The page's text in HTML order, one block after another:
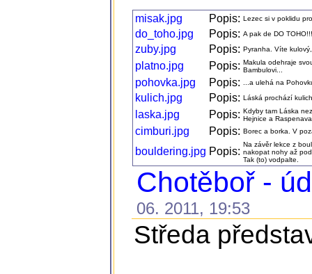
misak.jpg Popis: Lezec si v poklidu
do_toho.jpg Popis: A pak de DO TOHO!!!
zuby.jpg Popis: Pyranha. Víte
platno.jpg Popis: Makula odehraje
Bambulovi...
pohovka.jpg Popis: ...a ulehá na
kulich.jpg Popis: Láská prochází
laska.jpg Popis: Kdyby tam Láska
Hejnice a
cimburi.jpg Popis: Borec a borka. V
bouldering.jpg Popis:
Na závěr lekce z
nakopat nohy až
Tak (to) vodpalte.
Chotěboř -
06. 2011, 19:53
Středa